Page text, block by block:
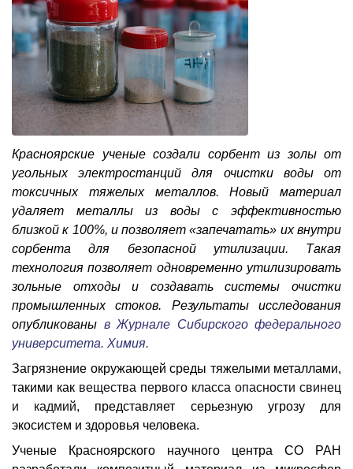
Красноярские ученые создали сорбент из золы от
угольных электростанций для очистки воды от
токсичных тяжелых металлов.Новый материал
удаляет металлы из воды с эффективностью
близкой к 100%, и позволяет «запечатать» их внутри
сорбента для безопасной утилизации. Такая
технология позволяет одновременно утилизировать
зольные отходы и создавать системы очистки
промышленных стоков. Результаты исследования
опубликованы в Журнале Сибирского федерального
университета. Химия.
Загрязнение окружающей среды тяжелыми металлами,
такими как вещества первого класса опасности свинец
и кадмий, представляет серьезную угрозу для
экосистем и здоровья человека.
Ученые Красноярского научного центра СО РАН